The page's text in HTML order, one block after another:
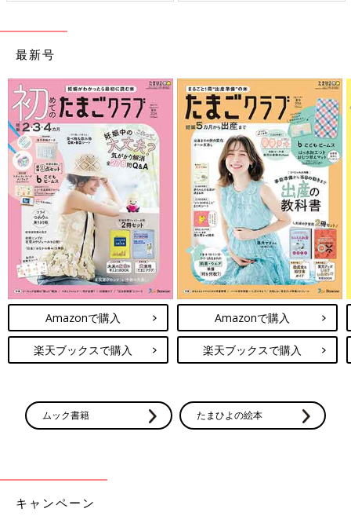
最新号
Amazonで購入
楽天ブックスで購入
Amazonで購入
楽天ブックスで購入
ムック書籍 たまひよの絵本
キャンペーン